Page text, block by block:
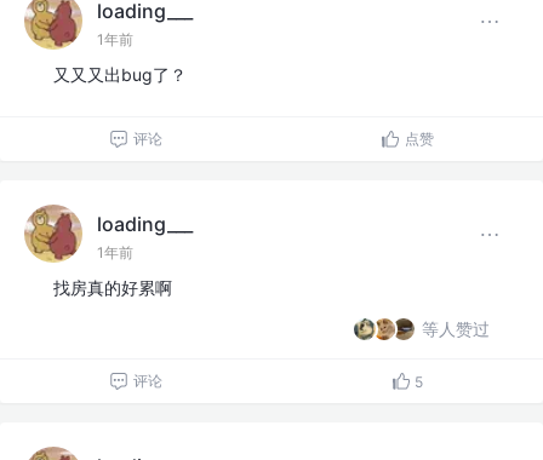
loading___
1年前
又又又出bug了？
评论 点赞
loading___
1年前
找房真的好累啊
等人赞过
评论 5